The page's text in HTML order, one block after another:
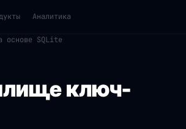
Аналитика
основе SQLite
ключ-